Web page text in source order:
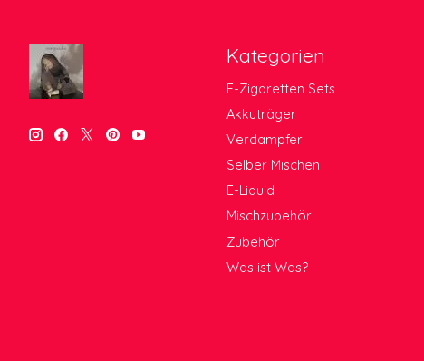
Kategorien
E-Zigaretten Sets
Akkuträger
Verdampfer
Selber Mischen
E-Liquid
Mischzubehör
Zubehör
Was ist Was?